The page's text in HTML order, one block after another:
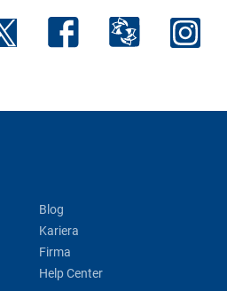
Blog
Kariera
Firma
Help Center